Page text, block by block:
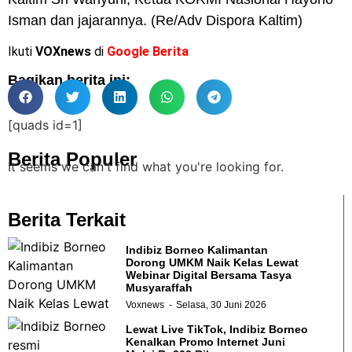
Isman dan jajarannya. (Re/Adv Dispora Kaltim)
Ikuti VOXnews di Google Berita
Bagikan berita ini:
[quads id=1]
Berita Populer
It seems we can't find what you're looking for.
Berita Terkait
Indibiz Borneo Kalimantan
Dorong UMKM Naik Kelas Lewat
Webinar Digital Bersama Tasya
Musyaraffah
Voxnews Selasa, 30 Juni 2026
Lewat Live TikTok, Indibiz Borneo
Kenalkan Promo Internet Juni